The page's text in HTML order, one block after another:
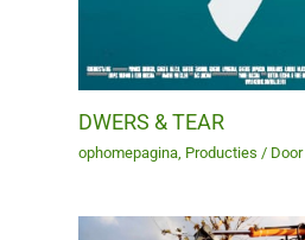
DWERS & TEAR
ophomepagina, Producties / Door